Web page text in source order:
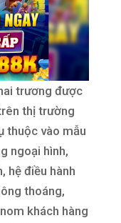
trương được
thị trường
thuộc vào mẫu
ngoại hình,
hệ điều hành
thoáng,
khách hàng